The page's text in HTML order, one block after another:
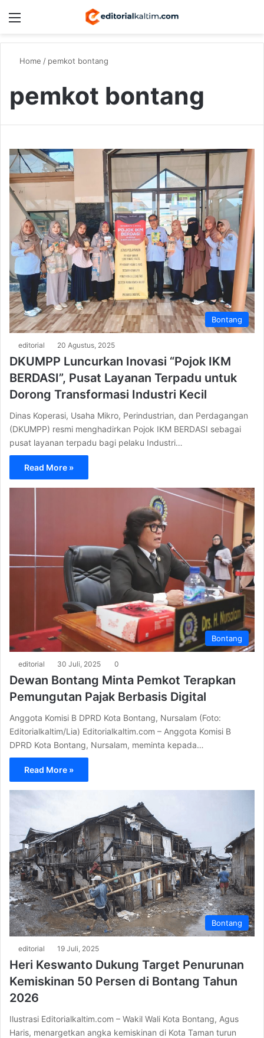
Home / pemkot bontang
pemkot bontang
Bontang
editorial 20 Agustus, 2025
DKUMPP Luncurkan Inovasi “Pojok IKM
BERDASI”, Pusat Layanan Terpadu untuk
Dorong Transformasi Industri Kecil
Dinas Koperasi, Usaha Mikro, Perindustrian, dan Perdagangan
(DKUMPP) resmi menghadirkan Pojok IKM BERDASI sebagai
pusat layanan terpadu bagi pelaku Industri…
Read More »
Bontang
editorial 30 Juli, 2025 0
Dewan Bontang Minta Pemkot Terapkan
Pemungutan Pajak Berbasis Digital
Anggota Komisi B DPRD Kota Bontang, Nursalam (Foto:
Editorialkaltim/Lia) Editorialkaltim.com – Anggota Komisi B
DPRD Kota Bontang, Nursalam, meminta kepada…
Read More »
Bontang
editorial 19 Juli, 2025
Heri Keswanto Dukung Target Penurunan
Kemiskinan 50 Persen di Bontang Tahun
2026
Ilustrasi Editorialkaltim.com – Wakil Wali Kota Bontang, Agus
Haris, menargetkan angka kemiskinan di Kota Taman turun